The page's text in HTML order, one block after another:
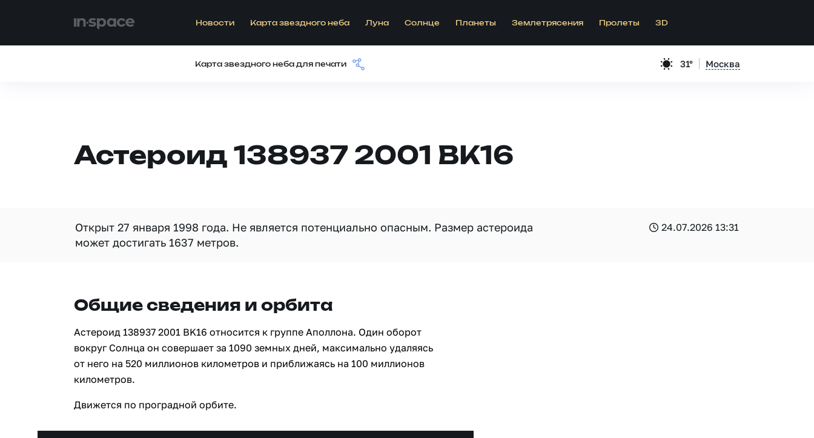
Новости Карта звездного неба Луна Солнце Планеты Землетрясения Пролеты 3D
Карта звездного неба для печати 31° Москва
Астероид 138937 2001 BK16
Открыт 27 января 1998 года. Не является потенциально опасным. Размер астероида
может достигать 1637 метров.
24.07.2026 13:31
Общие сведения и орбита
Астероид 138937 2001 BK16 относится к группе Аполлона. Один оборот
вокруг Солнца он совершает за 1090 земных дней, максимально удаляясь
от него на 520 миллионов километров и приближаясь на 100 миллионов
километров.
Движется по проградной орбите.